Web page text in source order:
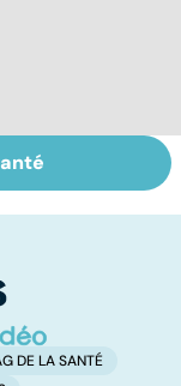
le
sang
DE LA SANTÉ